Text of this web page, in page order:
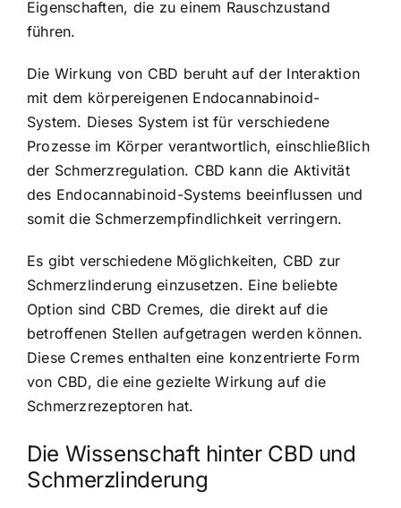
Eigenschaften, die zu einem Rauschzustand
führen.
Die Wirkung von CBD beruht auf der Interaktion
mit dem körpereigenen Endocannabinoid-
System. Dieses System ist für verschiedene
Prozesse im Körper verantwortlich, einschließlich
der Schmerzregulation. CBD kann die Aktivität
des Endocannabinoid-Systems beeinflussen und
somit die Schmerzempfindlichkeit verringern.
Es gibt verschiedene Möglichkeiten, CBD zur
Schmerzlinderung einzusetzen. Eine beliebte
Option sind CBD Cremes, die direkt auf die
betroffenen Stellen aufgetragen werden können.
Diese Cremes enthalten eine konzentrierte Form
von CBD, die eine gezielte Wirkung auf die
Schmerzrezeptoren hat.
Die Wissenschaft hinter CBD und
Schmerzlinderung